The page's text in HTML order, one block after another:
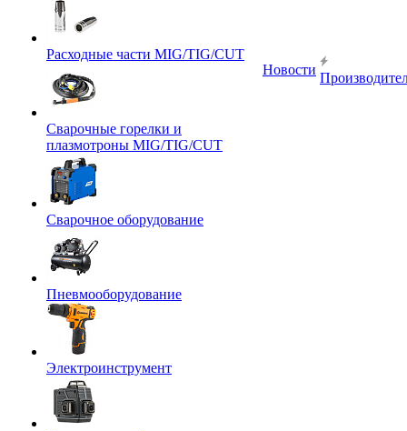
Расходные части MIG/TIG/CUT
Сварочные горелки и
плазмотроны MIG/TIG/CUT
Сварочное оборудование
Пневмооборудование
Электроинструмент
Новости